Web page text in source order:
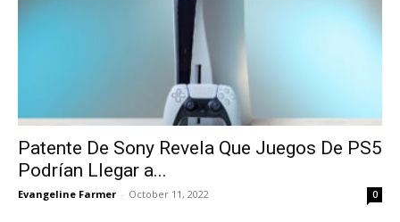
Patente De Sony Revela Que Juegos De PS5
Podrían Llegar a...
Evangeline Farmer - October 11, 2022 0